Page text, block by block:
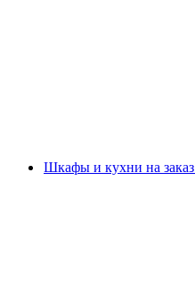
Шкафы и кухни на заказ